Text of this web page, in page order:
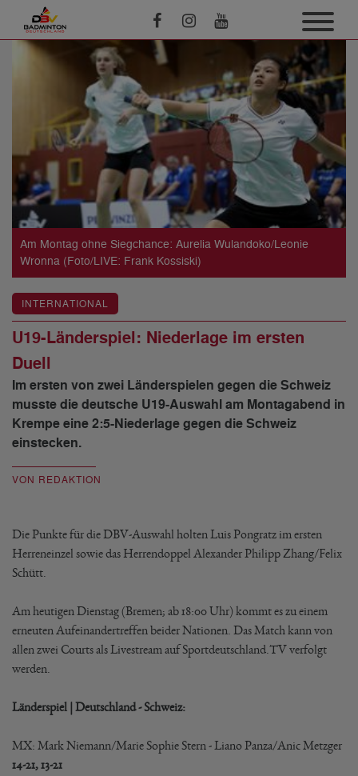
Am Montag ohne Siegchance: Aurelia Wulandoko/Leonie
Wronna (Foto/LIVE: Frank Kossiski)
INTERNATIONAL
U19-Länderspiel: Niederlage im ersten
Duell
Im ersten von zwei Länderspielen gegen die Schweiz
musste die deutsche U19-Auswahl am Montagabend in
Krempe eine 2:5-Niederlage gegen die Schweiz
einstecken.
VON REDAKTION
Die Punkte für die DBV-Auswahl holten Luis Pongratz im ersten
Herreneinzel sowie das Herrendoppel Alexander Philipp Zhang/Felix
Schütt.
Am heutigen Dienstag (Bremen; ab 18:00 Uhr) kommt es zu einem
erneuten Aufeinandertreffen beider Nationen. Das Match kann von
allen zwei Courts als Livestream auf Sportdeutschland.TV verfolgt
werden.
Länderspiel | Deutschland - Schweiz:
MX: Mark Niemann/Marie Sophie Stern - Liano Panza/Anic Metzger
14-21, 13-21